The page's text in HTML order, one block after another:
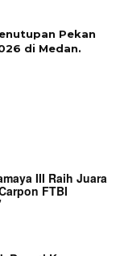
Pekan
di Medan.
III Raih Juara
FTBI